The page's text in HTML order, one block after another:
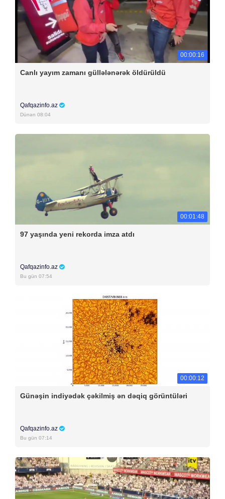
00:00:16
Canlı yayım zamanı güllələnərək öldürüldü
Qafqazinfo.az
Dünən 08:04
00:01:48
97 yaşında yeni rekorda imza atdı
Qafqazinfo.az
Bu gün 07:54
00:00:12
Günəşin indiyədək çəkilmiş ən dəqiq görüntüləri
Qafqazinfo.az
Bu gün 07:14